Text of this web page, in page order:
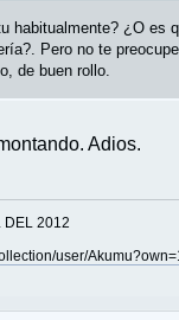
habitualmente? ¿O es
Pero no te
de buen rollo.
Adios.
DEL 2012
user/